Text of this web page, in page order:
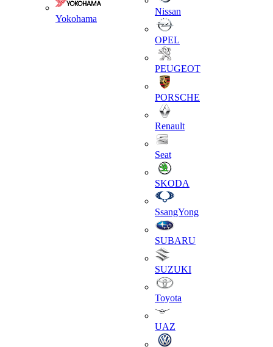
Yokohama
Nissan
OPEL
PEUGEOT
PORSCHE
Renault
Seat
SKODA
SsangYong
SUBARU
SUZUKI
Toyota
UAZ